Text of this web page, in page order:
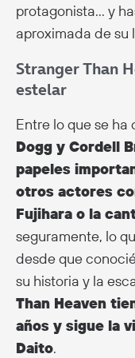
protagonista… y
aproximada de su
Stranger Than
estelar
Entre lo que se
Dogg y Cordell
papeles
otros actores
Fujihara o la
seguramente, lo
desde que
su historia y la
Than Heaven
años y sigue la
Daito.